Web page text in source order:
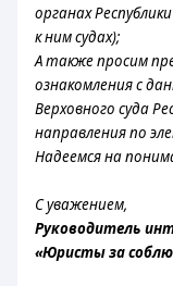
органах
к ним судах);
А также просим
ознакомления с
Верховного суда
направления по
Надеемся на
С уважением,
Руководитель
«Юристы за